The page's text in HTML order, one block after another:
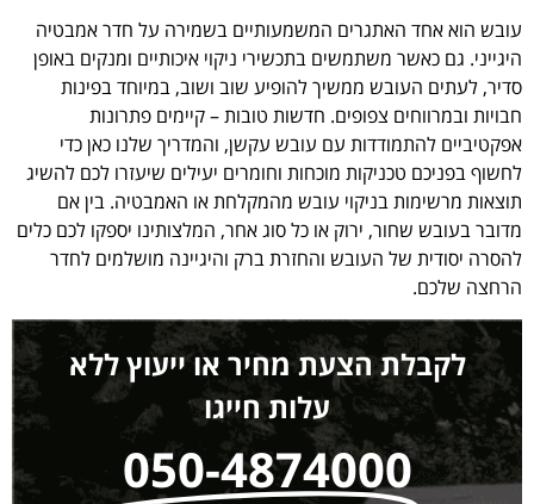
עובש הוא אחד האתגרים המשמעותיים בשמירה על חדר אמבטיה
היגייני. גם כאשר משתמשים בתכשירי ניקוי איכותיים ומנקים באופן
סדיר, לעתים העובש ממשיך להופיע שוב ושוב, במיוחד בפינות
חבויות ובמרווחים צפופים. חדשות טובות – קיימים פתרונות
אפקטיביים להתמודדות עם עובש עקשן, והמדריך שלנו כאן כדי
לחשוף בפניכם טכניקות מוכחות וחומרים יעילים שיעזרו לכם להשיג
תוצאות מרשימות בניקוי עובש מהמקלחת או האמבטיה. בין אם
מדובר בעובש שחור, ירוק או כל סוג אחר, המלצותינו יספקו לכם כלים
להסרה יסודית של העובש והחזרת ברק והיגיינה מושלמים לחדר
הרחצה שלכם.
לקבלת הצעת מחיר או ייעוץ ללא
עלות חייגו
050-4874000